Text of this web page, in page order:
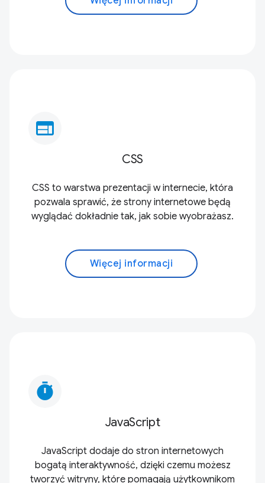
web
CSS
CSS to warstwa prezentacji w internecie, która
pozwala sprawić, że strony internetowe będą
wyglądać dokładnie tak, jak sobie wyobrażasz.
Więcej informacji
timer
JavaScript
JavaScript dodaje do stron internetowych
bogatą interaktywność, dzięki czemu możesz
tworzyć witryny, które pomagają użytkownikom